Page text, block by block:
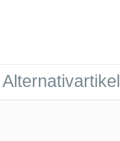
Alternativartikel